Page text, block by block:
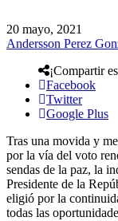
20 mayo, 2021
Andersson Perez
¡Compartir
Facebook
Twitter
Google Plus
Tras una movida y
por la vía del voto
sendas de la paz, la
Presidente de la
eligió por la
todas las